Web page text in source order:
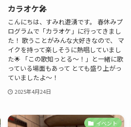
カラオケ🎤
こんにちは、すみれ遊湧です。 春休みプ
ログラムで「カラオケ」に行ってきまし
た！ 歌うことがみんな大好きなので、 マ
イクを持って楽しそうに熱唱していまし
た🌟 「この歌知っとる～！」と一緒に歌
っている場面もあって とても盛り上がっ
ていましたよ～！
2025年4月24日
イベント